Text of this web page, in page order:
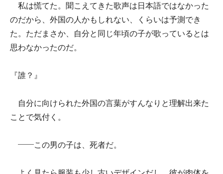
私は慌てた。聞こえてきた歌声は日本語ではなかった
のだから、外国の人かもしれない、くらいは予測でき
た。ただまさか、自分と同じ年頃の子が歌っているとは
思わなかったのだ。
『誰？』
自分に向けられた外国の言葉がすんなりと理解出来た
ことで気付く。
――この男の子は、死者だ。